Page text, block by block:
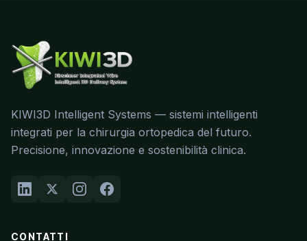
KIWI3D Intelligent Systems — sistemi intelligenti
integrati per la chirurgia ortopedica del futuro.
Precisione, innovazione e sostenibilità clinica.
CONTATTI